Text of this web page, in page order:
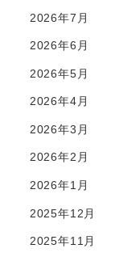
2026年7月
2026年6月
2026年5月
2026年4月
2026年3月
2026年2月
2026年1月
2025年12月
2025年11月